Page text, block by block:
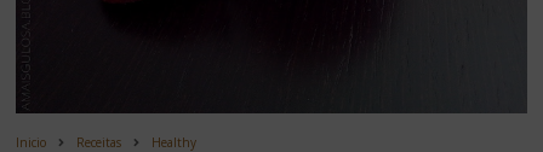
Inicio Receitas Healthy